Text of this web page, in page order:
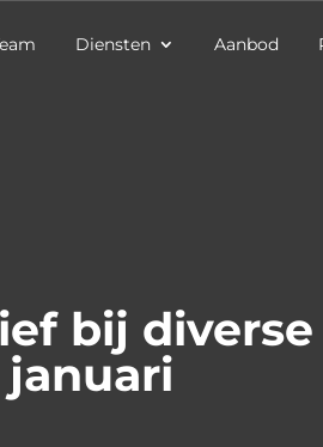
Diensten Aanbod
bij diverse